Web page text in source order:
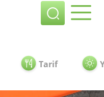
Tarif